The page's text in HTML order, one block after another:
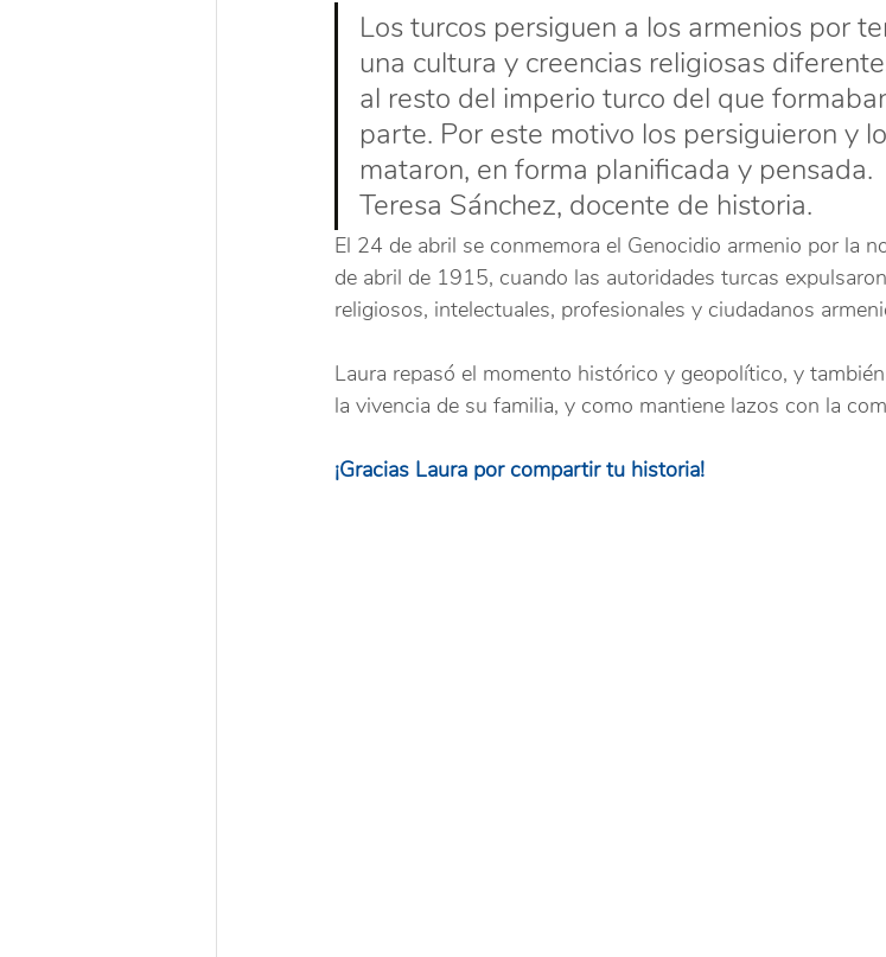
Los turcos persiguen a los armenios por
una cultura y creencias religiosas
al resto del imperio turco del que
parte. Por este motivo los persiguieron y
mataron, en forma planificada y pensada.
Teresa Sánchez, docente de historia.
El 24 de abril se conmemora el Genocidio armenio por la
de abril de 1915, cuando las autoridades turcas
religiosos, intelectuales, profesionales y ciudadanos
Laura repasó el momento histórico y geopolítico, y
la vivencia de su familia, y como mantiene lazos con la
¡Gracias Laura por compartir tu historia!